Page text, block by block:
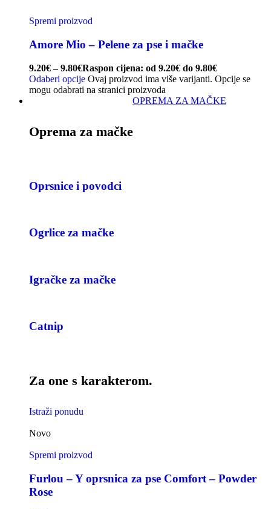
Spremi proizvod
Amore Mio – Pelene za pse i mačke
9.20€ – 9.80€Raspon cijena: od 9.20€ do 9.80€
Odaberi opcije Ovaj proizvod ima više varijanti. Opcije se
mogu odabrati na stranici proizvoda
OPREMA ZA MAČKE
Oprema za mačke
Oprsnice i povodci
Ogrlice za mačke
Igračke za mačke
Catnip
Za one s karakterom.
Istraži ponudu
Novo
Spremi proizvod
Furlou – Y oprsnica za pse Comfort – Powder
Rose